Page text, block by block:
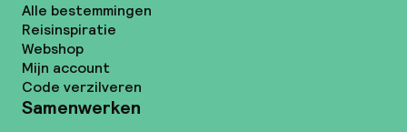
Alle bestemmingen
Reisinspiratie
Webshop
Mijn account
Code verzilveren
Samenwerken